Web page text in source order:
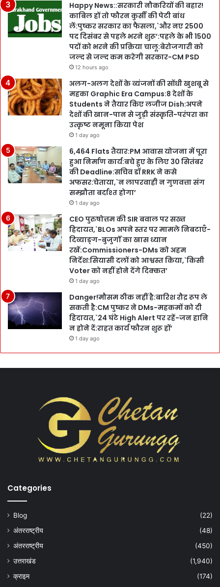
Happy News::सरकारी नौकरियों की बहार!
काबिल हों तो फौरन कुर्सी की पेटी बांध
लें:पुष्कर सरकार का फैसला,`और नए 2500
पद दिसंबर से पहले भरने शुरू’:पहले के भी 1500
पदों को भरने की प्रक्रिया चालू:बेरोजगारी को
जल्द से जल्द कम करेगी सरकार-CM PSD
12 hours ago
अलग-अलग देशों के व्यंजनों की सोंधी खुशबू से
महका Graphic Era Campus:8 देशों के
Students ने तैयार किए लजीज Dish:अपने
देशों की खान-पान से जुड़ी संस्कृति-परंपरा का
उत्कृष्ट नमूना किया पेश
1 day ago
6,464 Flats तैयार:PM आवास योजना में पूरा
हुआ निर्माण कार्य:बचे हुए के लिए 30 सितंबर
की Deadline:सचिव डॉ RRK ने कसे
अफसर:चेताया,`न लापरवाही न गुणवत्ता संग
सम्झौता बर्दाश्त होगा’
1 day ago
CEO पुरुषोत्तम की SIR बवाल पर सख्त
हिदायत,`BLOs अपने स्तर पर मामले निबटाएँ-
दिव्याङ्ग-बुजुर्गों का खास ध्यान
रखें:Commissioners-DMs को अहम
निर्देश:सियासी दलों को आश्वस्त किया,`किसी
Voter को नहीं होने देंगे दिक्कत’
1 day ago
Danger!मौसम ठीक नहीं है:बारिश रौद्र रूप ले
सकती है:CM पुष्कर ने DMs-महकमों को दी
हिदायत,`24 घंटे High Alert पर रहें-जन हानि
न होने दें:राहत कार्य फौरन शुरू हों’
1 day ago
Categories
Blog
(22)
अंतरराष्ट्रीय
(48)
अंतरराष्ट्रीय
(450)
उत्तराखंड
(1,940)
क्राइम
(174)